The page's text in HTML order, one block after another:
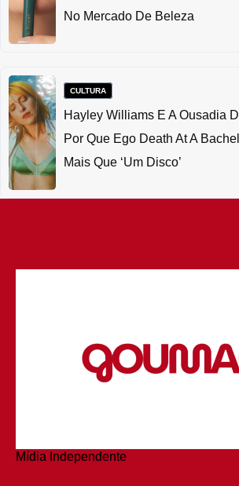
No Mercado De Beleza
CULTURA
Hayley Williams E A Ousadia
Por Que Ego Death At A
Mais Que ‘um Disco’
Mídia Independente